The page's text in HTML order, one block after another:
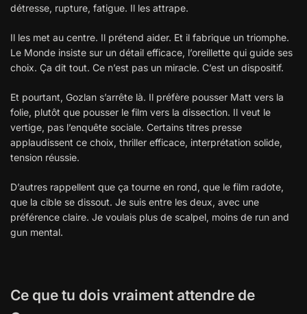
détresse, rupture, fatigue. Il les attrape.
Il les met au centre. Il prétend aider. Et il fabrique un triomphe.
Le Monde insiste sur un détail efficace, l’oreillette qui guide ses
choix. Ça dit tout. Ce n’est pas un miracle. C’est un dispositif.
Et pourtant, Gozlan s’arrête là. Il préfère pousser Matt vers la
folie, plutôt que pousser le film vers la dissection. Il veut le
vertige, pas l’enquête sociale. Certains titres presse
applaudissent ce choix, thriller efficace, interprétation solide,
tension réussie.
D’autres rappellent que ça tourne en rond, que le film radote,
que la cible se dissout. Je suis entre les deux, avec une
préférence claire. Je voulais plus de scalpel, moins de run and
gun mental.
Ce que tu dois vraiment attendre de